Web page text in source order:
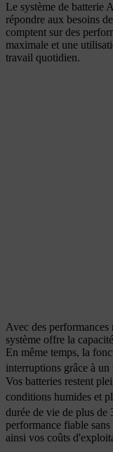
Le système de batterie
répondre aux besoins
comptent sur des
maximale et une
travail quotidien.
Avec des
système offre la
En même temps, la
interruptions grâce à un
Vos batteries restent
conditions humides et
durée de vie de plus de
performance fiable
ainsi vos coûts